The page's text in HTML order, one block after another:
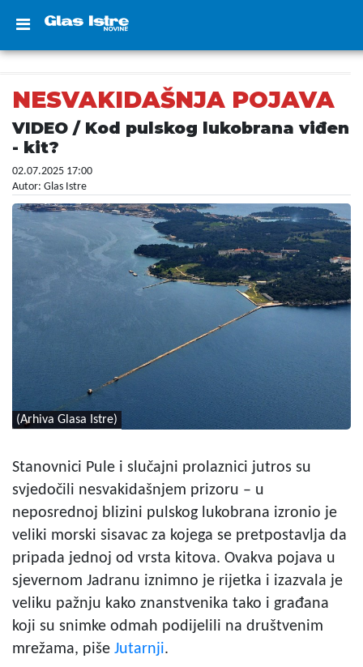
NESVAKIDAŠNJA POJAVA
VIDEO / Kod pulskog lukobrana viđen
- kit?
02.07.2025 17:00
Autor: Glas Istre
(Arhiva Glasa Istre)
Stanovnici Pule i slučajni prolaznici jutros su
svjedočili nesvakidašnjem prizoru – u
neposrednoj blizini pulskog lukobrana izronio je
veliki morski sisavac za kojega se pretpostavlja da
pripada jednoj od vrsta kitova. Ovakva pojava u
sjevernom Jadranu iznimno je rijetka i izazvala je
veliku pažnju kako znanstvenika tako i građana
koji su snimke odmah podijelili na društvenim
mrežama, piše Jutarnji.